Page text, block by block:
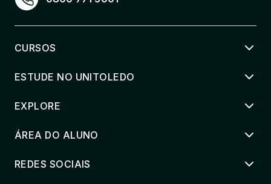
CURSOS
ESTUDE NO UNITOLEDO
EXPLORE
ÁREA DO ALUNO
REDES SOCIAIS